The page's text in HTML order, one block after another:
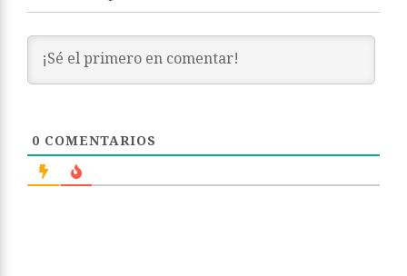
0 COMENTARIOS